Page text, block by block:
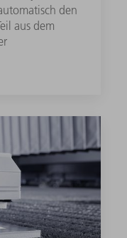
den
aus dem